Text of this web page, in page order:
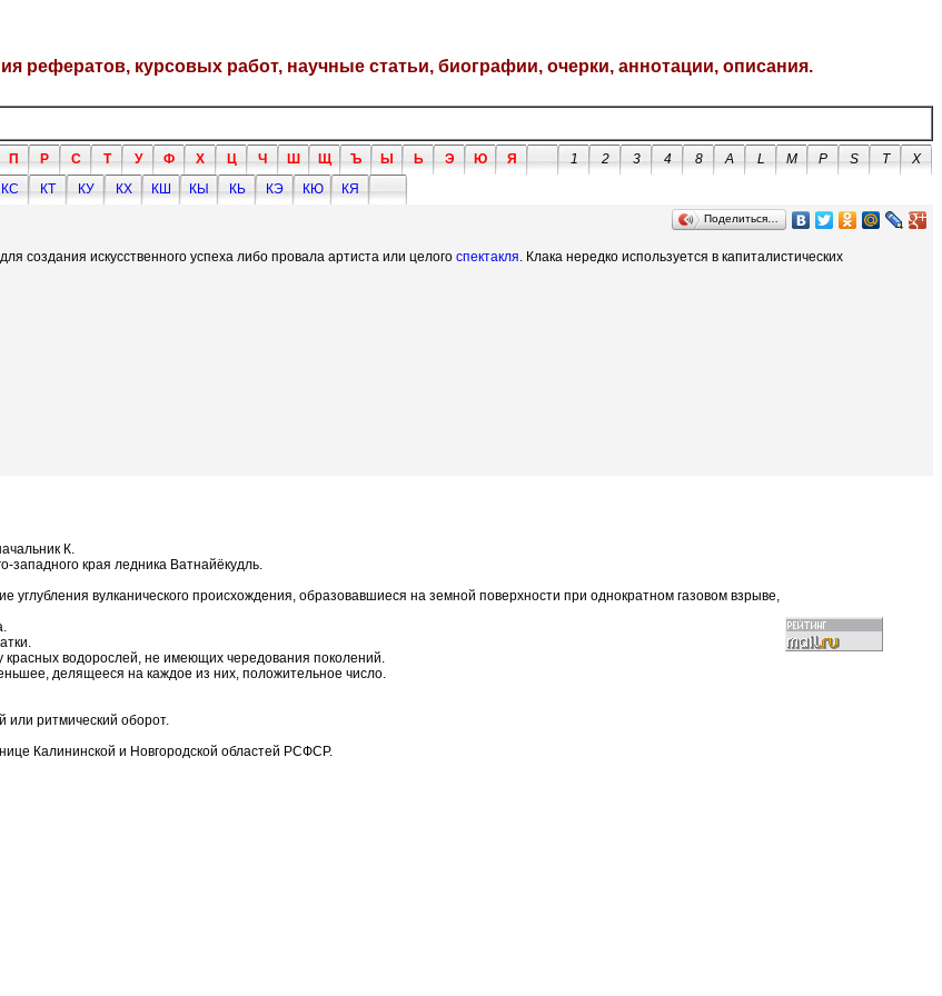
рефератов, курсовых работ, научные статьи, биографии, очерки, аннотации, описания.
П Р С Т У Ф Х Ц Ч Ш Щ Ъ Ы Ь Э Ю Я 1 2 3 4 8 A L M P S T
X
КС КТ КУ КХ КШ КЫ КЬ КЭ КЮ
КЯ
Поделиться…
создания искусственного успеха либо провала артиста или целого спектакля. Клака нередко используется в капиталистических
К.
западного края ледника Ватнайёкудль.
углубления вулканического происхождения, образовавшиеся на земной поверхности при однократном газовом взрыве,
красных водорослей, не имеющих чередования поколений.
делящееся на каждое из них, положительное число.
или ритмический оборот.
Калининской и Новгородской областей РСФСР.